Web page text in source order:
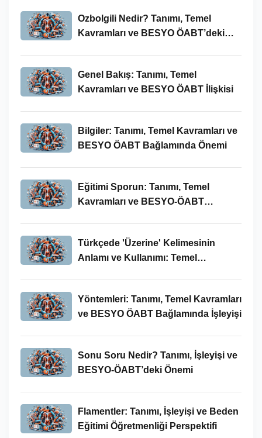
Ozbolgili Nedir? Tanımı, Temel
Kavramları ve BESYO ÖABT’deki
Genel Bakış: Tanımı, Temel
Kavramları ve BESYO ÖABT İlişkisi
Bilgiler: Tanımı, Temel Kavramları ve
BESYO ÖABT Bağlamında Önemi
Eğitimi Sporun: Tanımı, Temel
Kavramları ve BESYO-ÖABT
Türkçede 'Üzerine' Kelimesinin
Anlamı ve Kullanımı: Temel
Yöntemleri: Tanımı, Temel Kavramları
ve BESYO ÖABT Bağlamında İşleyişi
Sonu Soru Nedir? Tanımı, İşleyişi ve
BESYO-ÖABT’deki Önemi
Flamentler: Tanımı, İşleyişi ve Beden
Eğitimi Öğretmenliği Perspektifi